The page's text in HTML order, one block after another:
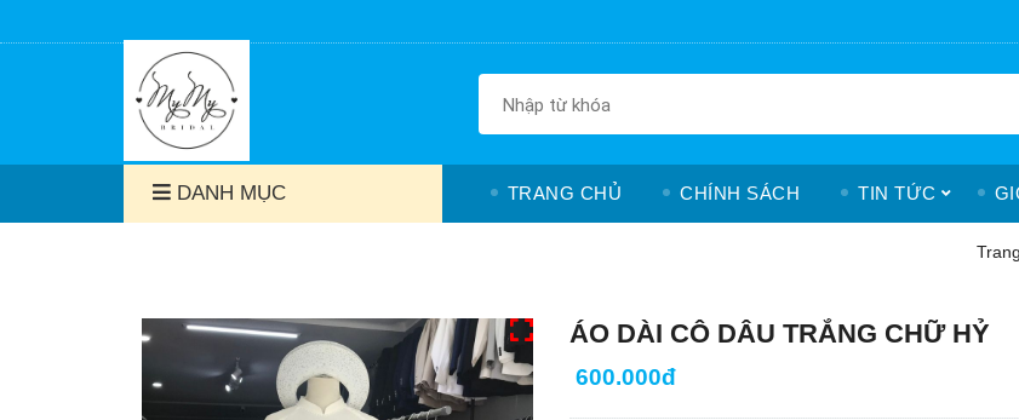
DANH MỤC TRANG CHỦ CHÍNH SÁCH TIN TỨC
ÁO DÀI CÔ DÂU TRẮNG CHỮ HỶ
600.000đ